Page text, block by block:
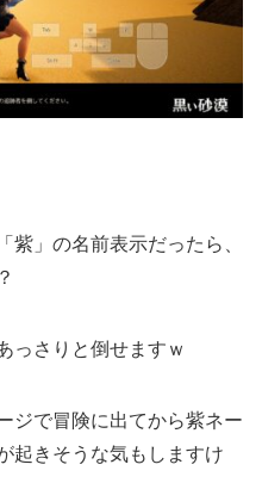
紫」の名前表示だったら、
っさりと倒せますｗ
ジで冒険に出てから紫ネー
起きそうな気もしますけ